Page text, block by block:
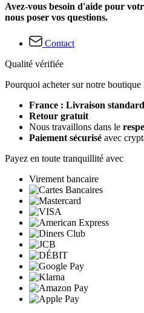
Avez-vous besoin d'aide pour
nous poser vos questions.
Contact
Qualité vérifiée
Pourquoi acheter sur notre boutique
France : Livraison
Retour gratuit
Nous travaillons dans le
Paiement sécurisé avec
Payez en toute tranquillité avec
Virement bancaire